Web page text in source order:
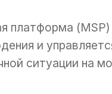
платформа
и
ситуации на